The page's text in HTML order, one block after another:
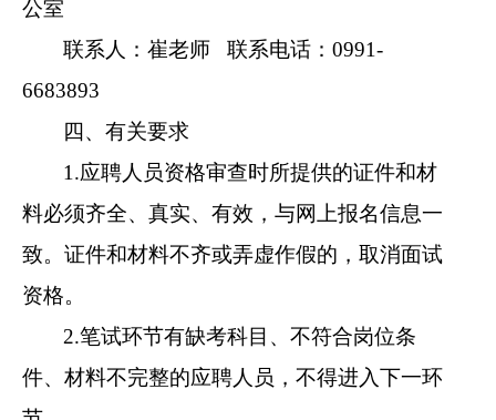
公室
联系人：崔老师 联系电话：0991-
6683893
四、有关要求
1.应聘人员资格审查时所提供的证件和材
料必须齐全、真实、有效，与网上报名信息一
致。证件和材料不齐或弄虚作假的，取消面试
资格。
2.笔试环节有缺考科目、不符合岗位条
件、材料不完整的应聘人员，不得进入下一环